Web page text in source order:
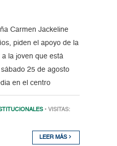
Carmen Jackeline
piden el apoyo de la
la joven que está
25 de agosto
en el centro
• VISITAS:
LEER MÁS